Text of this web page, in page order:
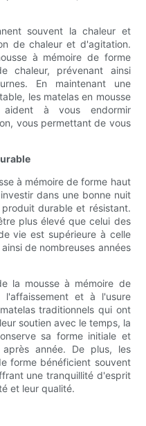
souvent la chaleur et
de chaleur et d'agitation.
à mémoire de forme
chaleur, prévenant ainsi
En maintenant une
les matelas en mousse
à vous endormir
vous permettant de vous
à mémoire de forme haut
dans une bonne nuit
durable et résistant.
plus élevé que celui des
vie est supérieure à celle
de nombreuses années
la mousse à mémoire de
et à l'usure
traditionnels qui ont
soutien avec le temps, la
sa forme initiale et
année. De plus, les
forme bénéficient souvent
une tranquillité d'esprit
et leur qualité.